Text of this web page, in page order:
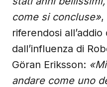
come si concluse»,
riferendosi
dall’influenza di
Göran Eriksson:
andare come uno